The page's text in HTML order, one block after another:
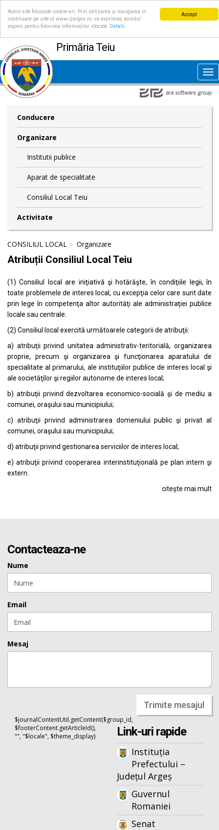
Accept
Acest site folosește cookie-uri. Prin utilizarea și navigarea în
continuare pe site-ul www.cjarges.ro, vă exprimați acordul
expres pentru folosirea informațiilor stocate.
Detalii
Primăria Teiu
Conducere
Organizare
Institutii publice
Aparat de specialitate
Consiliul Local Teiu
Activitate
CONSILIUL LOCAL Organizare
Atribuții Consiliul Local Teiu
(1) Consiliul local are iniţiativă şi hotărăşte, în condiţiile legii, în
toate problemele de interes local, cu excepţia celor care sunt date
prin lege în competenţa altor autorităţi ale administraţiei publice
locale sau centrale.
(2) Consiliul local exercită următoarele categorii de atribuţii:
a) atribuţii privind unitatea administrativ-teritorială, organizarea
proprie, precum şi organizarea şi funcţionarea aparatului de
specialitate al primarului, ale instituţiilor publice de interes local şi
ale societăţilor şi regiilor autonome de interes local;
b) atribuţii privind dezvoltarea economico-socială şi de mediu a
comunei, oraşului sau municipiului;
c) atribuţii privind administrarea domeniului public şi privat al
comunei, oraşului sau municipiului;
d) atribuţii privind gestionarea serviciilor de interes local;
e) atribuţii privind cooperarea interinstituţională pe plan intern şi
extern.
citește mai mult
Contacteaza-ne
Nume
Email
Mesaj
Trimite mesajul
$journalContentUtil.getContent($group_id,
$footerContent.getArticleId(),
"", "$locale", $theme_display)
Link-uri rapide
Instituția
Prefectului –
Județul Argeș
Guvernul
Romaniei
Senat